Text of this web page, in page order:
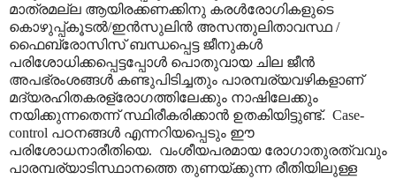
മാത്രമല്ല ആയിരക്കണക്കിനു കരൾരോഗികളുടെ
കൊഴുപ്പ്കൂടൽ/ഇൻസുലിൻ അസന്തുലിതാവസ്ഥ /
ഫൈബ്രോസിസ് ബന്ധപ്പെട്ട ജീനുകൾ
പരിശോധിക്കപ്പെട്ടപ്പോൾ പൊതുവായ ചില ജീൻ
അപഭ്രംശങ്ങൾ കണ്ടുപിടിച്ചതും പാരമ്പര്യവഴികളാണ്
മദ്യരഹിതകരള്രോഗത്തിലേക്കും നാഷിലേക്കും
നയിക്കുന്നതെന്ന് സ്ഥിരീകരിക്കാൻ ഉതകിയിട്ടുണ്ട്. Case-
control പഠനങ്ങൾ എന്നറിയപ്പെടും ഈ
പരിശോധനാരീതിയെ. വംശീയപരമായ രോഗാതുരത്വവും
പാരമ്പര്യാ‍ടിസ്ഥാനത്തെ തുണയ്ക്കുന്ന രീതിയിലുള്ള